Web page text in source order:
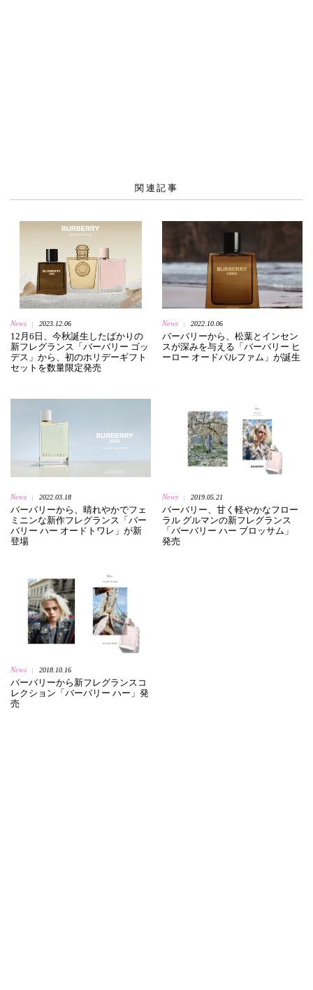
関連記事
News 2023.12.06
12月6日、今秋誕生したばかりの
新フレグランス「バーバリー ゴッ
デス」から、初のホリデーギフト
セットを数量限定発売
News 2022.10.06
バーバリーから、松葉とインセン
スが深みを与える「バーバリー ヒ
ーロー オードパルファム」が誕生
News | 2022.03.18
バーバリーから、晴れやかでフェ
ミニンな新作フレグランス「バー
バリー ハー オードトワレ」が新
登場
News | 2019.05.21
バーバリー、甘く軽やかなフロー
ラル グルマンの新フレグランス
「バーバリー ハー ブロッサム」
発売
News 2018.10.16
バーバリーから新フレグランスコ
レクション「バーバリー ハー」発
売